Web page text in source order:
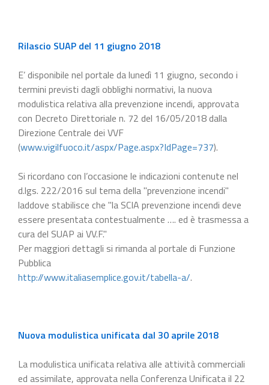
Rilascio SUAP del 11 giugno 2018
E’ disponibile nel portale da lunedì 11 giugno, secondo i
termini previsti dagli obblighi normativi, la nuova
modulistica relativa alla prevenzione incendi, approvata
con Decreto Direttoriale n. 72 del 16/05/2018 dalla
Direzione Centrale dei VVF
(www.vigilfuoco.it/aspx/Page.aspx?IdPage=737).
Si ricordano con l’occasione le indicazioni contenute nel
d.lgs. 222/2016 sul tema della "prevenzione incendi"
laddove stabilisce che "la SCIA prevenzione incendi deve
essere presentata contestualmente …. ed è trasmessa a
cura del SUAP ai VV.F."
Per maggiori dettagli si rimanda al portale di Funzione
Pubblica
http://www.italiasemplice.gov.it/tabella-a/.
Nuova modulistica unificata dal 30 aprile 2018
La modulistica unificata relativa alle attività commerciali
ed assimilate, approvata nella Conferenza Unificata il 22